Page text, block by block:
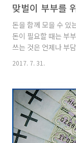
맞벌이 부부를
돈을 함께 모을 수 있
돈이 필요할 때는 부
쓰는 것은 언제나 부
금을 분별하여 세금
높이는 재테크를 말
문에 탈세와는 확연
벌이 부부일까요? 맞
만큼 세후 투자 수익
2017. 7. 31.